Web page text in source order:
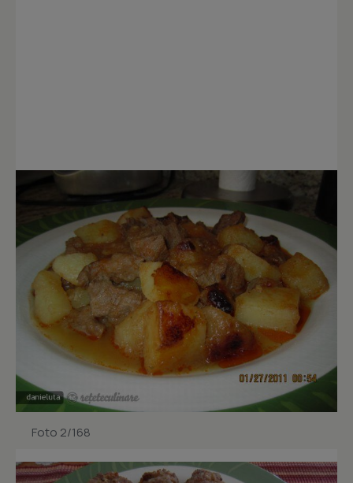
Foto 2/168